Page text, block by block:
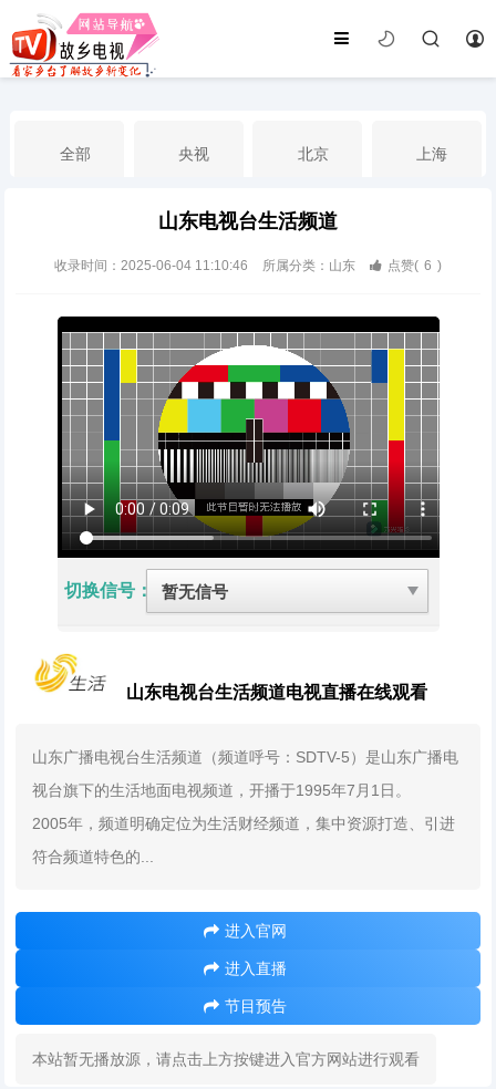
全部 央视 北京 上海
山东 江苏
辽宁 内蒙古 山西 陕西
山东电视台生活频道
收录时间：2025-06-04 11:10:46 所属分类：山东 点赞( 6 )
切换信号：
山东电视台生活频道电视直播在线观看
山东广播电视台生活频道（频道呼号：SDTV-5）是山东广播电
视台旗下的生活地面电视频道，开播于1995年7月1日。
2005年，频道明确定位为生活财经频道，集中资源打造、引进
符合频道特色的...
进入官网
进入直播
节目预告
本站暂无播放源，请点击上方按键进入官方网站进行观看